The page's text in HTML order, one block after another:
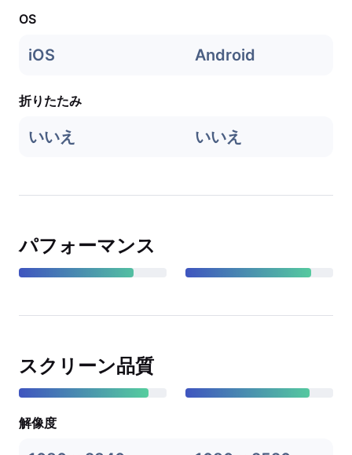
OS
iOS Android
折りたたみ
いいえ いいえ
パフォーマンス
スクリーン品質
解像度